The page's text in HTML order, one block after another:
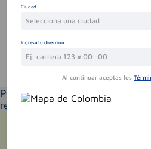
Sin comentarios.
Por favor selecciona tu
recomendados según la
Ciudad
Selecciona una ciudad
Ingresa tu dirección
Al continuar aceptas los